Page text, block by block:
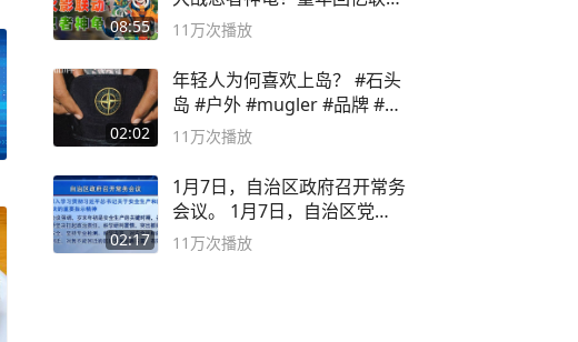
08:55
论武？
11万次播放
02:02
年轻人为何喜欢上岛？ #石头
岛 #户外 #mugler #品牌 #足
球流氓
11万次播放
02:17
1月7日，自治区政府召开常务
会议。 1月7日，自治区党委
副书记
11万次播放